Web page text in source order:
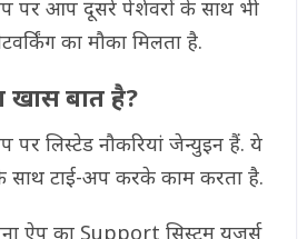
पर आप दूसरे पेशेवरों के साथ भी
का मौका मिलता है.
खास बात है?
पर लिस्टेड नौकरियां जेन्युइन हैं. ये
साथ टाई-अप करके काम करता है.
ऐप का Support सिस्टम यूजर्स